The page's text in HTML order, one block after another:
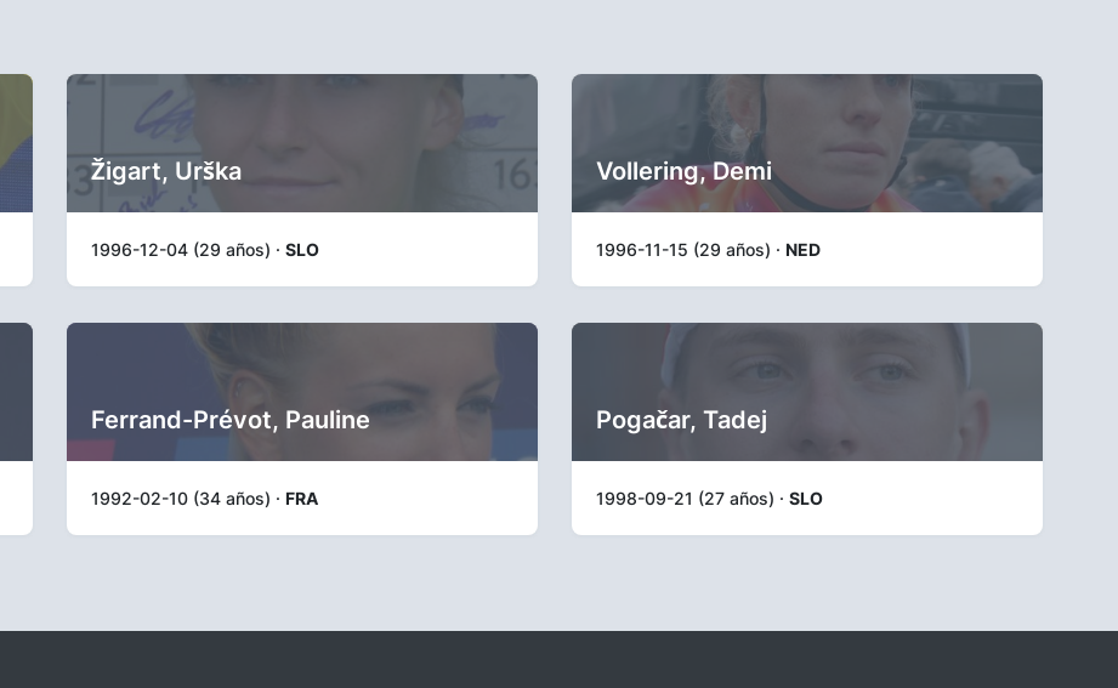
Žigart, Urška
1996-12-04 (29 años) · SLO
Vollering, Demi
1996-11-15 (29 años) · NED
Ferrand-Prévot, Pauline
1992-02-10 (34 años) · FRA
Pogačar, Tadej
1998-09-21 (27 años) · SLO